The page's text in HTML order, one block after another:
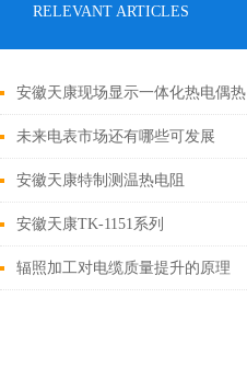
RELEVANT ARTICLES
安徽天康现场显示一体化热电偶热
电阻
未来电表市场还有哪些可发展
的“新空子”
安徽天康特制测温热电阻
安徽天康TK-1151系列
辐照加工对电缆质量提升的原理